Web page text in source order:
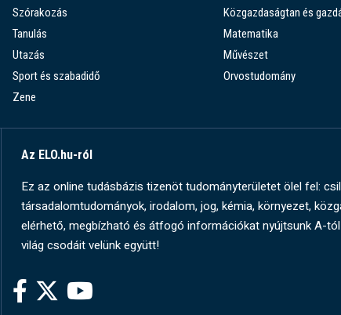
Szórakozás
Tanulás
Utazás
Sport és szabadidő
Zene
Közgazdaságtan és
Matematika
Művészet
Orvostudomány
Az ELO.hu-ról
Ez az online tudásbázis tizenöt tudományterületet ölel fel:
társadalomtudományok, irodalom, jog, kémia, környezet,
elérhető, megbízható és átfogó információkat nyújtsunk A-
világ csodáit velünk együtt!